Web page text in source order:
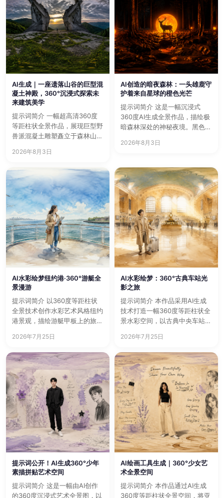
AI生成｜一座遗落山谷的巨型混
凝土神殿，360°沉浸式探索未
来建筑美学
提示词简介 一幅超高清360度
等距柱状全景作品，展现巨型野
兽派混凝土雕塑矗立于森林山谷
2026年8月3日
AI创造的暗夜森林：一头雄鹿守
护着来自星球的橙色光芒
提示词简介 这是一幅沉浸式
360度AI生成全景作品，描绘极
暗森林深处的神秘夜境。黑色森
2026年8月3日
AI水彩绘梦纽约港·360°游艇全
景漫游
提示词简介 以360度等距柱状
全景技术创作水彩艺术风格纽约
港景观，描绘游艇甲板上的旅行
2026年7月25日
AI水彩绘梦：360°古典车站光
影之旅
提示词简介 本作品采用AI生成
技术打造一幅360度等距柱状全
景水彩空间，以古典中央车站大
2026年7月25日
提示词公开！AI生成360°少年
素描拼贴艺术空间
提示词简介 这是一幅由AI创作
的360度沉浸式艺术全景图，以
AI绘画工具生成｜360°少女艺
术全景空间
提示词简介 本作品通过AI生成
360度等距柱状全景空间，将亚